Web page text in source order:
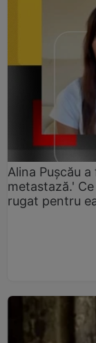
Alina Pușcău
metastază.'
rugat pentru